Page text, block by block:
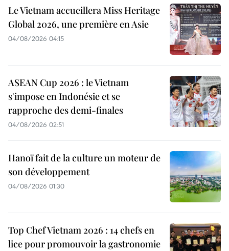
Le Vietnam accueillera Miss Heritage
Global 2026, une première en Asie
04/08/2026 04:15
ASEAN Cup 2026 : le Vietnam
s'impose en Indonésie et se
rapproche des demi-finales
04/08/2026 02:51
Hanoï fait de la culture un moteur de
son développement
04/08/2026 01:30
Top Chef Vietnam 2026 : 14 chefs en
lice pour promouvoir la gastronomie